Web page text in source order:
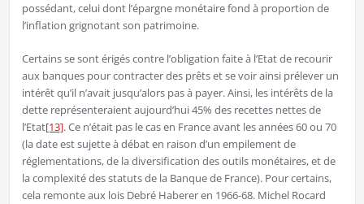
possédant, celui dont l’épargne monétaire fond à proportion de
l’inflation grignotant son patrimoine.
Certains se sont érigés contre l’obligation faite à l’Etat de recourir
aux banques pour contracter des prêts et se voir ainsi prélever un
intérêt qu’il n’avait jusqu’alors pas à payer. Ainsi, les intérêts de la
dette représenteraient aujourd’hui 45% des recettes nettes de
l’Etat[13]. Ce n’était pas le cas en France avant les années 60 ou 70
(la date est sujette à débat en raison d’un empilement de
réglementations, de la diversification des outils monétaires, et de
la complexité des statuts de la Banque de France). Pour certains,
cela remonte aux lois Debré Haberer en 1966-68. Michel Rocard